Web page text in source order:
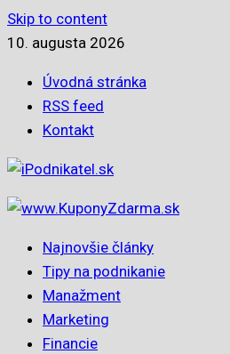
Skip to content
10. augusta 2026
Úvodná stránka
RSS feed
Kontakt
Najnovšie články
Tipy na podnikanie
Manažment
Marketing
Financie